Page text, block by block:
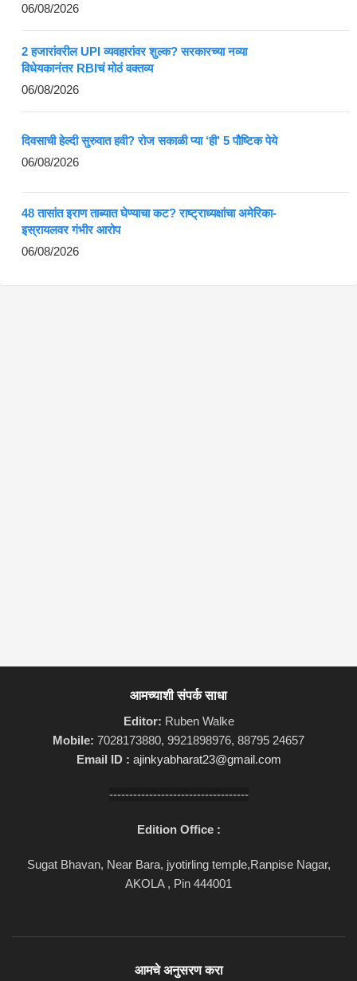
06/08/2026
2 हजारांवरील UPI व्यवहारांवर शुल्क? सरकारच्या नव्या
विधेयकानंतर RBIचं मोठं वक्तव्य
06/08/2026
दिवसाची हेल्दी सुरुवात हवी? रोज सकाळी प्या ‘ही’ 5 पौष्टिक पेये
06/08/2026
48 तासांत इराण ताब्यात घेण्याचा कट? राष्ट्राध्यक्षांचा अमेरिका-
इस्रायलवर गंभीर आरोप
06/08/2026
आमच्याशी संपर्क साधा
Editor: Ruben Walke
Mobile: 7028173880, 9921898976, 88795 24657
Email ID : ajinkyabharat23@gmail.com
-----------------------------------
Edition Office :
Sugat Bhavan, Near Bara, jyotirling temple,Ranpise Nagar,
AKOLA , Pin 444001
आमचे अनुसरण करा